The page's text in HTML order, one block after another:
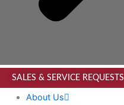
SALES & SERVICE REQUESTS
About Us